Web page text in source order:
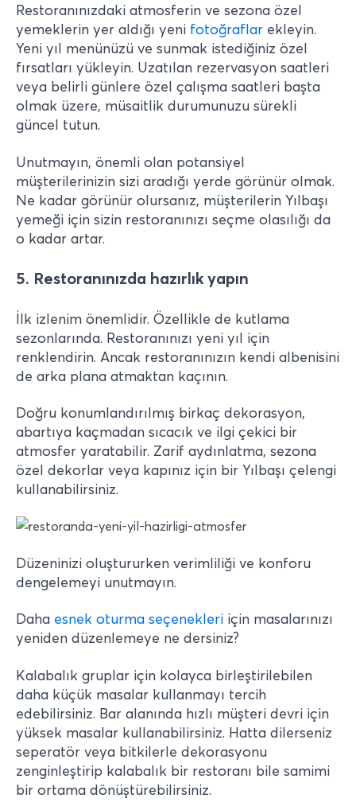
Restoranınızdaki atmosferin ve sezona özel
yemeklerin yer aldığı yeni fotoğraflar ekleyin.
Yeni yıl menünüzü ve sunmak istediğiniz özel
fırsatları yükleyin. Uzatılan rezervasyon saatleri
veya belirli günlere özel çalışma saatleri başta
olmak üzere, müsaitlik durumunuzu sürekli
güncel tutun.
Unutmayın, önemli olan potansiyel
müşterilerinizin sizi aradığı yerde görünür olmak.
Ne kadar görünür olursanız, müşterilerin Yılbaşı
yemeği için sizin restoranınızı seçme olasılığı da
o kadar artar.
5. Restoranınızda hazırlık yapın
İlk izlenim önemlidir. Özellikle de kutlama
sezonlarında. Restoranınızı yeni yıl için
renklendirin. Ancak restoranınızın kendi albenisini
de arka plana atmaktan kaçının.
Doğru konumlandırılmış birkaç dekorasyon,
abartıya kaçmadan sıcacık ve ilgi çekici bir
atmosfer yaratabilir. Zarif aydınlatma, sezona
özel dekorlar veya kapınız için bir Yılbaşı çelengi
kullanabilirsiniz.
Düzeninizi oluştururken verimliliği ve konforu
dengelemeyi unutmayın.
Daha esnek oturma seçenekleri için masalarınızı
yeniden düzenlemeye ne dersiniz?
Kalabalık gruplar için kolayca birleştirilebilen
daha küçük masalar kullanmayı tercih
edebilirsiniz. Bar alanında hızlı müşteri devri için
yüksek masalar kullanabilirsiniz. Hatta dilerseniz
seperatör veya bitkilerle dekorasyonu
zenginleştirip kalabalık bir restoranı bile samimi
bir ortama dönüştürebilirsiniz.